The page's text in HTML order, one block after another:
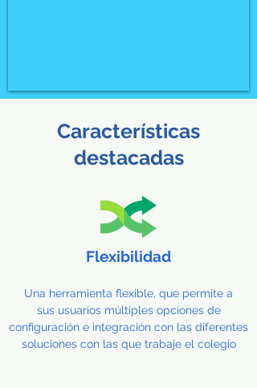
Características
destacadas
Flexibilidad
Una herramienta flexible, que permite a
sus usuarios múltiples opciones de
configuración e integración con las diferentes
soluciones con las que trabaje el colegio